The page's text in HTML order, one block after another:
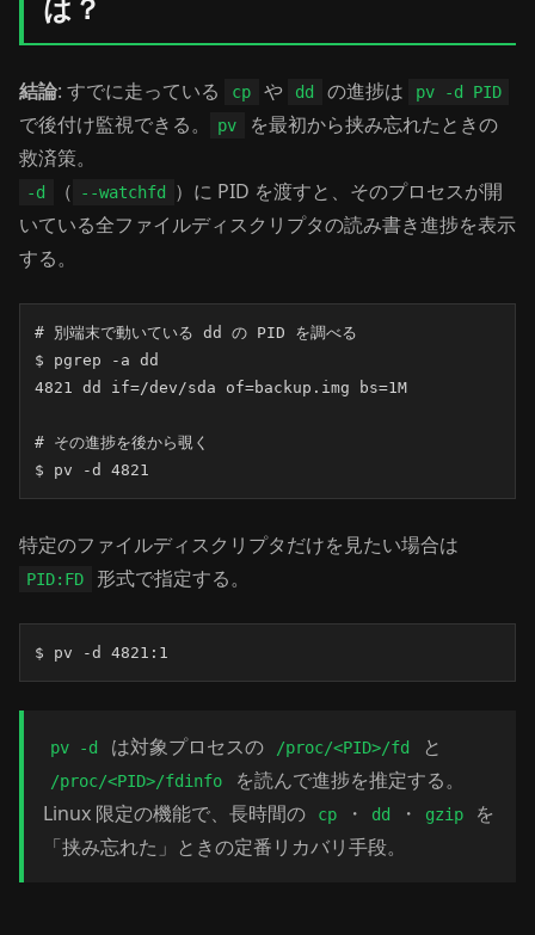
結論: すでに走っている cp や dd の進捗は pv -d PID
で後付け監視できる。 pv
を最初から挟み忘れたときの
救済策。
-d （ --watchfd
）に PID を渡すと、そのプロセスが開
いている全ファイルディスクリプタの読み書き進捗を表示
する。
# 別端末で動いている dd の PID を調べる
$ pgrep -a dd
4821 dd if=/dev/sda of=backup.img bs=1M
# その進捗を後から覗く
$ pv -d 4821
特定のファイルディスクリプタだけを見たい場合は
PID:FD 形式で指定する。
$ pv -d 4821:1
pv -d は対象プロセスの /proc/<PID>/fd と
/proc/<PID>/fdinfo
を読んで進捗を推定する。
Linux 限定の機能で、長時間の
cp ・ dd ・ gzip
を
「挟み忘れた」ときの定番リカバリ手段。